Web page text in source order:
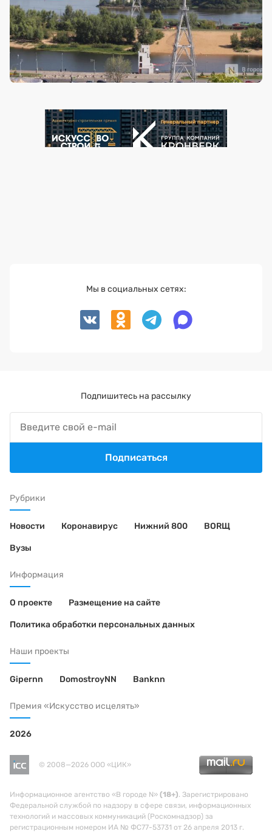
Рубрики
Новости Коронавирус Нижний 800 BORЩ
Вузы
Информация
О проекте Размещение на сайте
Политика обработки персональных данных
Наши проекты
Gipernn DomostroyNN Banknn
Премия «Искусство исцелять»
2026
© 2008—2026 ООО «ЦИК»
Информационное агентство «В городе N» (18+). Зарегистрировано
Федеральной службой по надзору в сфере связи, информационных
технологий и массовых коммуникаций (Роскомнадзор) за
регистрационным номером ИА № ФС77-53731 от 26 апреля 2013 г.
Мы в социальных сетях:
Подпишитесь на рассылку
Подписаться